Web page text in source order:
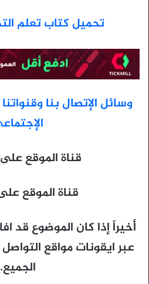
تحميل كتاب تعلم
وسائل الإتصال بنا
قناة الموقع
قناة الموقع
أخيراً إذا كان الموضوع قد
عبر ايقونات مواقع
الجميع.